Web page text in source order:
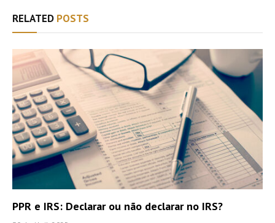
RELATED POSTS
PPR e IRS: Declarar ou não declarar no IRS?